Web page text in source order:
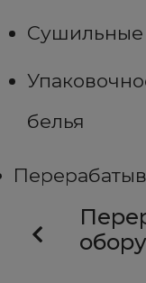
белья